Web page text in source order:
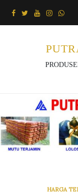
HARGA